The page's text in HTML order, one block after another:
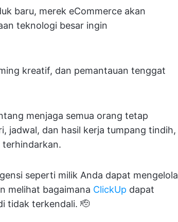
baru, merek eCommerce akan
teknologi besar ingin
kreatif, dan pemantauan tenggat
menjaga semua orang tetap
jadwal, dan hasil kerja tumpang tindih,
terhindarkan.
seperti milik Anda dapat mengelola
melihat bagaimana ClickUp dapat
tidak terkendali. 🫡